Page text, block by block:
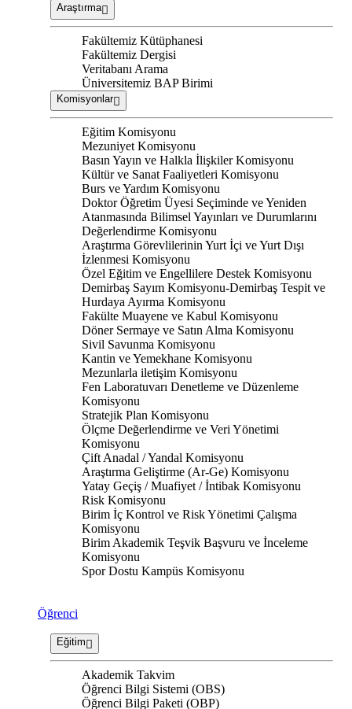
Araştırma
Fakültemiz Kütüphanesi
Fakültemiz Dergisi
Veritabanı Arama
Üniversitemiz BAP Birimi
Komisyonlar
Eğitim Komisyonu
Mezuniyet Komisyonu
Basın Yayın ve Halkla İlişkiler Komisyonu
Kültür ve Sanat Faaliyetleri Komisyonu
Burs ve Yardım Komisyonu
Doktor Öğretim Üyesi Seçiminde ve Yeniden
Atanmasında Bilimsel Yayınları ve Durumlarını
Değerlendirme Komisyonu
Araştırma Görevlilerinin Yurt İçi ve Yurt Dışı
İzlenmesi Komisyonu
Özel Eğitim ve Engellilere Destek Komisyonu
Demirbaş Sayım Komisyonu-Demirbaş Tespit ve
Hurdaya Ayırma Komisyonu
Fakülte Muayene ve Kabul Komisyonu
Döner Sermaye ve Satın Alma Komisyonu
Sivil Savunma Komisyonu
Kantin ve Yemekhane Komisyonu
Mezunlarla iletişim Komisyonu
Fen Laboratuvarı Denetleme ve Düzenleme
Komisyonu
Stratejik Plan Komisyonu
Ölçme Değerlendirme ve Veri Yönetimi
Komisyonu
Çift Anadal / Yandal Komisyonu
Araştırma Geliştirme (Ar-Ge) Komisyonu
Yatay Geçiş / Muafiyet / İntibak Komisyonu
Risk Komisyonu
Birim İç Kontrol ve Risk Yönetimi Çalışma
Komisyonu
Birim Akademik Teşvik Başvuru ve İnceleme
Komisyonu
Spor Dostu Kampüs Komisyonu
Öğrenci
Eğitim
Akademik Takvim
Öğrenci Bilgi Sistemi (OBS)
Öğrenci Bilgi Paketi (OBP)